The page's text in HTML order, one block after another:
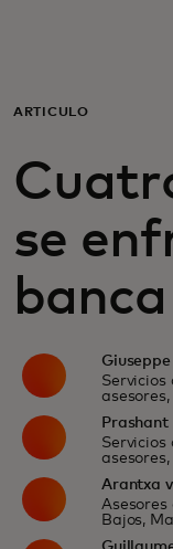
Para
Para el
Para
ARTÍCULO
se
Servicios
Servicios
Arantxa
Asesores
Bajos,